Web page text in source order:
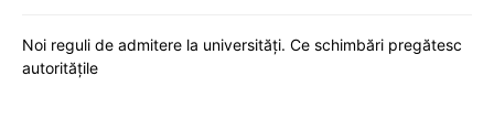
Noi reguli de admitere la universități. Ce schimbări pregătesc
autoritățile